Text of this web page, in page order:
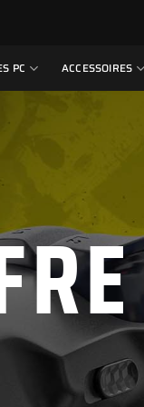
PC ACCESSOIRES